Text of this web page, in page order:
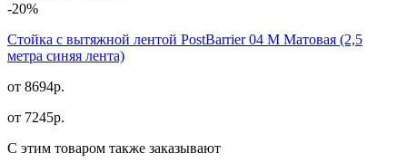
-20%
Стойка с вытяжной лентой PostBarrier 04 M Матовая (2,5
метра синяя лента)
от 8694р.
от 7245р.
С этим товаром также заказывают